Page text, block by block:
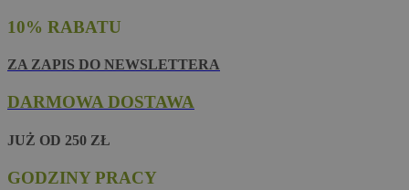
10% RABATU
ZA ZAPIS DO NEWSLETTERA
DARMOWA DOSTAWA
JUŻ OD 250 ZŁ
GODZINY PRACY